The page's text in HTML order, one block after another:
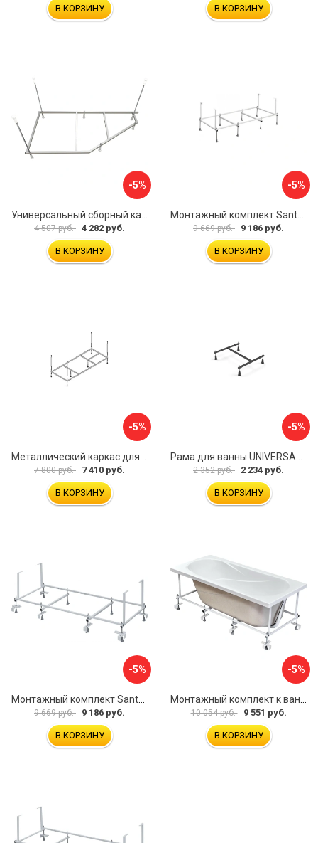
В КОРЗИНУ В КОРЗИНУ
-5%
4 507 руб. 4 282 руб.
В КОРЗИНУ
-5%
9 669 руб. 9 186 руб.
В КОРЗИНУ
-5%
Металлический каркас для акриловой ванны Cezares EMP-170-70-MF-R
7 800 руб. 7 410 руб.
В КОРЗИНУ
-5%
Рама для ванны UNIVERSAL Cersanit K-RW-UNIVERSAL160-170
2 352 руб. 2 234 руб.
В КОРЗИНУ
-5%
9 669 руб. 9 186 руб.
В КОРЗИНУ
-5%
10 054 руб. 9 551 руб.
В КОРЗИНУ